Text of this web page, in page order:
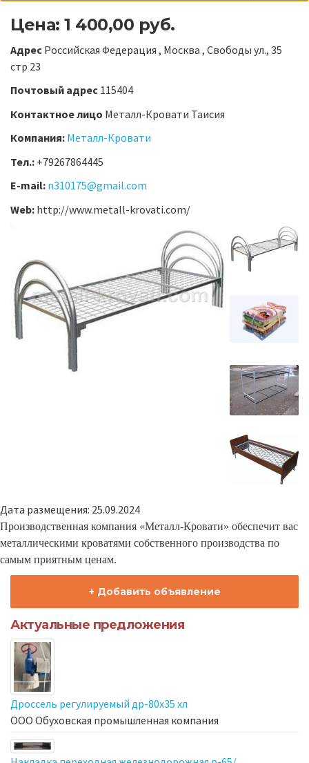
Цена: 1 400,00 руб.
Адрес Российская Федерация , Москва , Свободы ул., 35
стр 23
Почтовый адрес 115404
Контактное лицо Металл-Кровати Таисия
Компания: Металл-Кровати
Тел.: +79267864445
E-mail: n310175@gmail.com
Web: http://www.metall-krovati.com/
Дата размещения: 25.09.2024
Производственная компания «Металл-Кровати» обеспечит вас
металлическими кроватями собственного производства по
самым приятным ценам.
+ Добавить объявление
Актуальные предложения
Дроссель регулируемый др-80х35 хл
ООО Обуховская промышленная компания